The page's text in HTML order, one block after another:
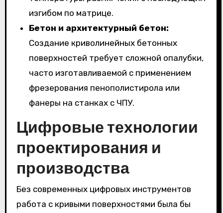
изгибом по матрице.
Бетон и архитектурный бетон:
Создание криволинейных бетонных
поверхностей требует сложной опалубки,
часто изготавливаемой с применением
фрезерования пенополистирола или
фанеры на станках с ЧПУ.
Цифровые технологии
проектирования и
производства
Без современных цифровых инструментов
работа с кривыми поверхностями была бы